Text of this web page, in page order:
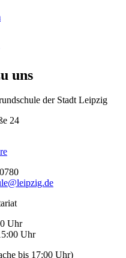
uns
der Stadt Leipzig
24
Uhr
Uhr
bis 17:00 Uhr)